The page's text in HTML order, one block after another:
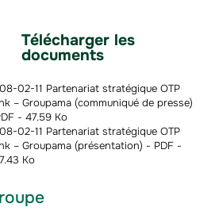
Télécharger les
documents
02-11 Partenariat stratégique OTP
– Groupama (communiqué de presse)
- 47.59 Ko
02-11 Partenariat stratégique OTP
– Groupama (présentation) - PDF -
Ko